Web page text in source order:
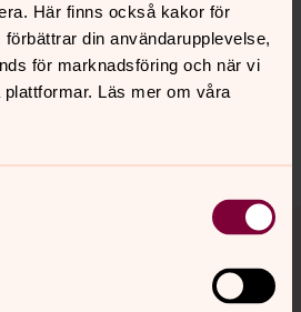
Här finns också kakor för
din användarupplevelse,
för marknadsföring och när vi
Läs mer om våra
frågor på sidans